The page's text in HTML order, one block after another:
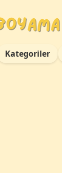
Kategoriler